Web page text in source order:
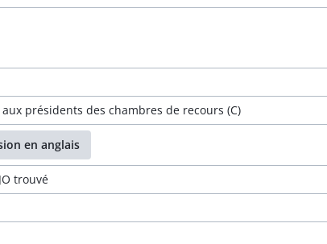
présidents des chambres de recours (C)
en anglais
trouvé